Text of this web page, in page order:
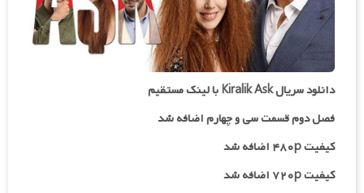
دانلود سریال Kiralik Ask با لینک مستقیم
فصل دوم قسمت سی و چهارم اضافه شد
کیفیت ۴۸۰p اضافه شد
کیفیت ۷۲۰p اضافه شد